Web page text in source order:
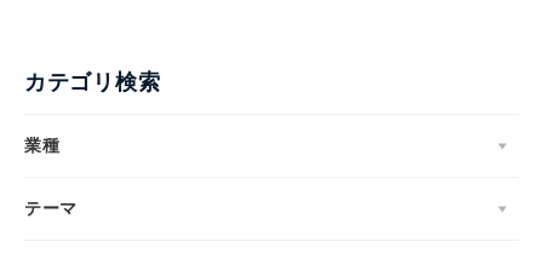
カテゴリ検索
業種
テーマ